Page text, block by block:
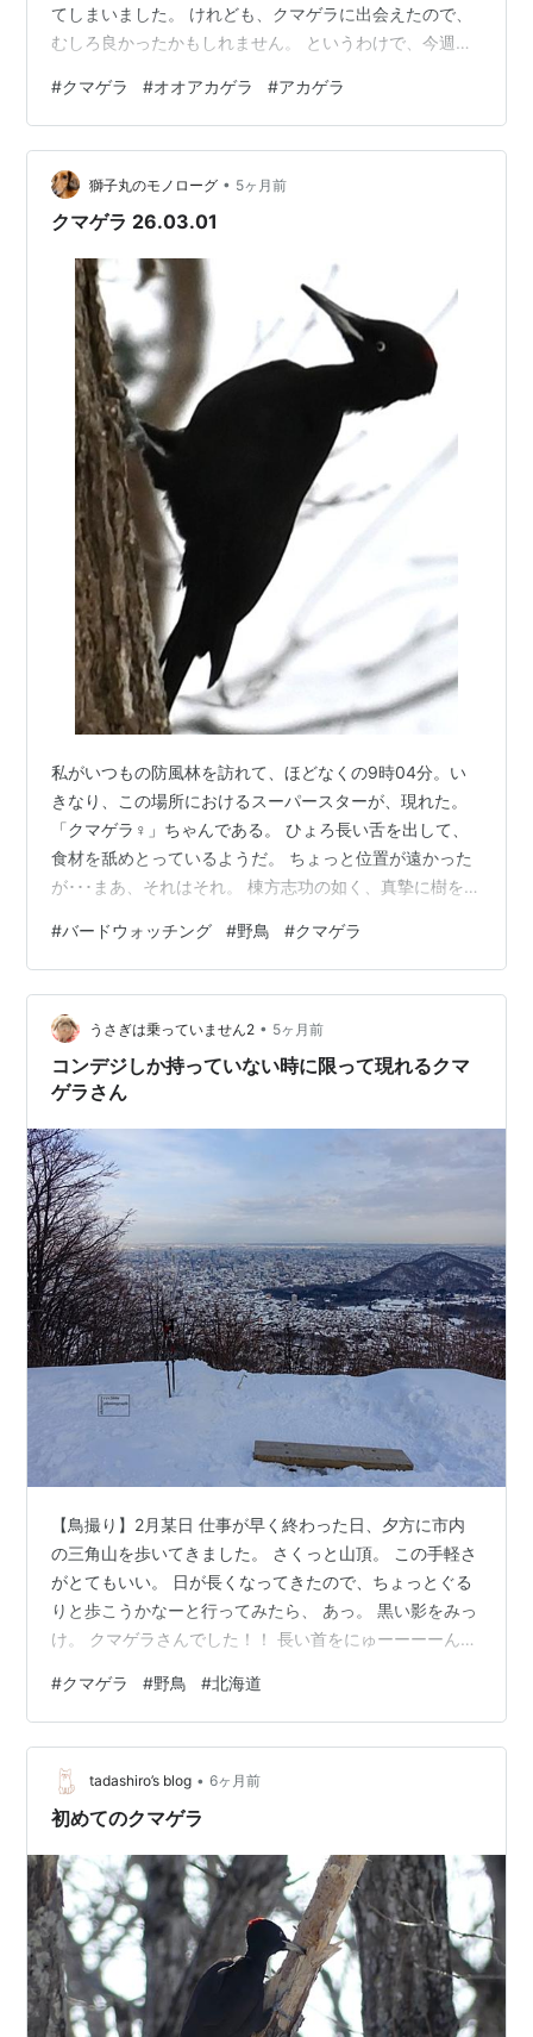
てしまいました。 けれども、クマゲラに出会えたので、
むしろ良かったかもしれません。 というわけで、今週の
マゲラ 豪快に木片を飛ばしていました。 クマゲラ クマ
ゲラ クマゲラ クマゲラ クマゲラ クマゲラ クマゲラ この
日、初めて鳴き声を聞くことができました。 すると、遠
くから同じような鳴き声が聞こえてきて・・・ クマゲラ
クマゲラです。 頭頂部の赤が広いので、オスでしょう。
#クマゲラ #オオアカゲラ #アカゲラ
獅子丸のモノローグ • 5ヶ月前
クマゲラ 26.03.01
私がいつもの防風林を訪れて、ほどなくの9時04分。い
きなり、この場所におけるスーパースターが、現れた。
「クマゲラ♀」ちゃんである。 ひょろ長い舌を出して、
食材を舐めとっているようだ。 ちょっと位置が遠かった
が･･･まあ、それはそれ。 棟方志功の如く、真摯に樹を彫
ちゃん」👀 彼女は、9時21分まで、私に付き合ってくれ
たのでありました😇
#バードウォッチング #野鳥 #クマゲラ
うさぎは乗っていません2 • 5ヶ月前
コンデジしか持っていない時に限って現れるクマ
ゲラさん
【鳥撮り】2月某日 仕事が早く終わった日、夕方に市内
の三角山を歩いてきました。 さくっと山頂。 この手軽さ
がとてもいい。 日が長くなってきたので、ちょっとぐる
りと歩こうかなーと行ってみたら、 あっ。 黒い影をみっ
け。 クマゲラさんでした！！ 長い首をにゅーーーーん。
機材は持っていっていなくて、この時もコンデジしかあ
りませんでしたよ youtu.be 望遠レンズ、重たいんですよ
ね。 それを担いで歩くかどうか、ちょっと悩みます。 で
も、予想外にこういう出会いがあるからなぁ。。 ↑ コン
デジだと、こんなに遠いんですーーー これ、鳥さん機材
#クマゲラ #野鳥 #北海道
tadashiro’s blog • 6ヶ月前
初めてのクマゲラ